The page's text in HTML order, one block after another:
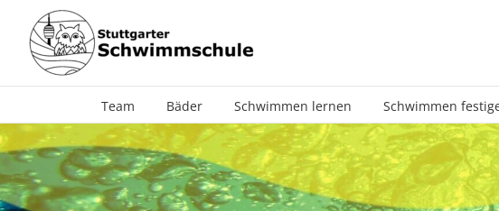
Inhalt
springen
Team Bäder Schwimmen lernen Schwimmen